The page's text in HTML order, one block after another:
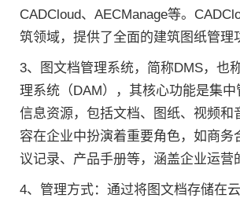
CADCloud、AECManage等。
筑领域，提供了全面的建筑图纸管理
3、图文档管理系统，简称DMS，也
理系统（DAM），其核心功能是集
信息资源，包括文档、图纸、视频和
容在企业中扮演着重要角色，如商务
议记录、产品手册等，涵盖企业运营
4、管理方式：通过将图文档存储在云